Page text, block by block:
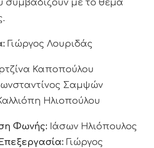
συμβαδίζουν με το θέμα
Γιώργος Λουριδάς
Καποπούλου
Σαμψών
Ηλιοπούλου
Φωνής: Ιάσων Ηλιόπουλος
Γιώργος